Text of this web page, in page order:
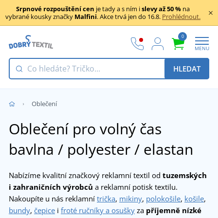
Srpnové rozpouštění cen je tady a s ním islevy až 50 % na
vybrané kousky značky Malfini. Akce trvá jen do 16.8. Prohlédnout.
0
MENU
HLEDAT
Oblečení
Oblečení pro volný čas
bavlna / polyester / elastan
Nabízíme kvalitní značkový reklamní textil od tuzemských
i zahraničních výrobců a reklamní potisk textilu.
Nakoupíte u nás reklamní trička, mikiny, polokošile, košile,
bundy, čepice i froté ručníky a osušky za příjemně nízké